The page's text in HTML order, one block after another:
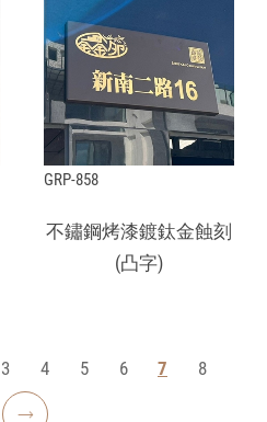
GRP-858
不鏽鋼烤漆鍍鈦金蝕刻
(凸字)
3 4 5 6 7 8